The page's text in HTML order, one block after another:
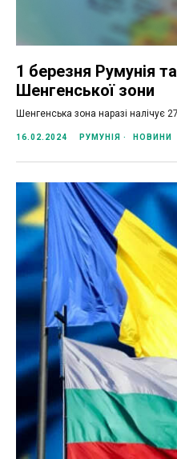
1 березня Румунія
Шенгенської зони
Шенгенська зона наразі налічує
16.02.2024 РУМУНІЯ НОВИНИ